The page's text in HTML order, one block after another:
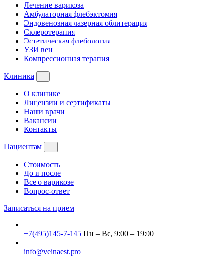
Лечение варикоза
Амбулаторная флебэктомия
Эндовенозная лазерная облитерация
Склеротерапия
Эстетическая флебология
УЗИ вен
Компрессионная терапия
Клиника
О клинике
Лицензии и сертификаты
Наши врачи
Вакансии
Контакты
Пациентам
Стоимость
До и после
Все о варикозе
Вопрос-ответ
Записаться на прием
+7(495)145-7-145 Пн – Вс, 9:00 – 19:00
info@veinaest.pro